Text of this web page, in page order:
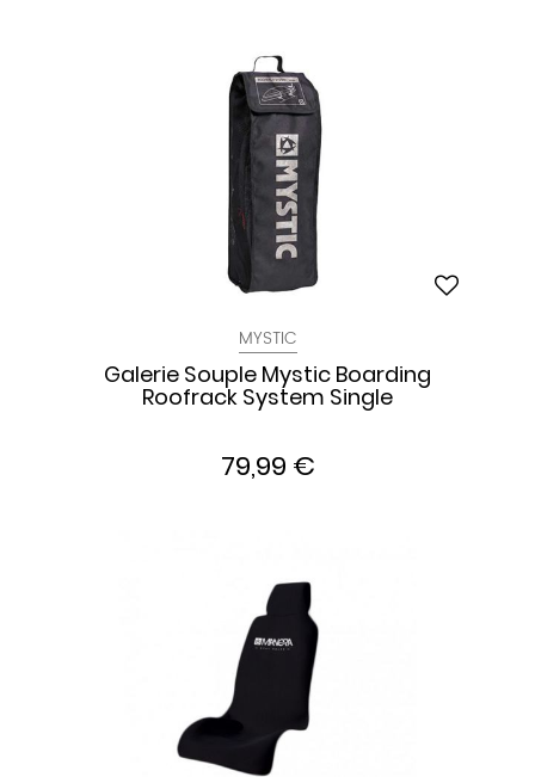
MYSTIC
Galerie Souple Mystic Boarding
Roofrack System Single
79,99 €